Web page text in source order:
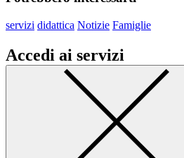
servizi didattica Notizie Famiglie
Accedi ai servizi